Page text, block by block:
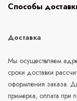
Способы
Доставка
Мы осуществляем
сроки доставки
оформления заказа.
примерка, оплата при